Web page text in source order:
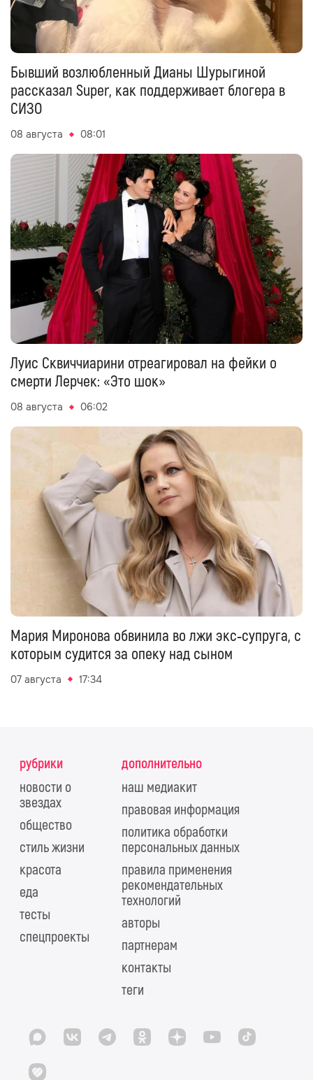
Бывший возлюбленный Дианы Шурыгиной
рассказал Super, как поддерживает блогера в
СИЗО
08 августа 08:01
Луис Сквиччиарини отреагировал на фейки о
смерти Лерчек: «Это шок»
08 августа 06:02
Мария Миронова обвинила во лжи экс‑супруга, с
которым судится за опеку над сыном
07 августа 17:34
рубрики
новости о
звездах
общество
стиль жизни
красота
еда
тесты
спецпроекты
дополнительно
наш медиакит
правовая информация
политика обработки
персональных данных
правила применения
рекомендательных
технологий
авторы
партнерам
контакты
теги